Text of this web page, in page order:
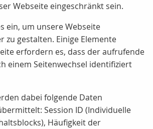
Webseite eingeschränkt sein.
ein, um unsere Webseite
zu gestalten. Einige Elemente
erfordern es, dass der aufrufende
einem Seitenwechsel identifiziert
dabei folgende Daten
Session ID (Individuelle
Häufigkeit der